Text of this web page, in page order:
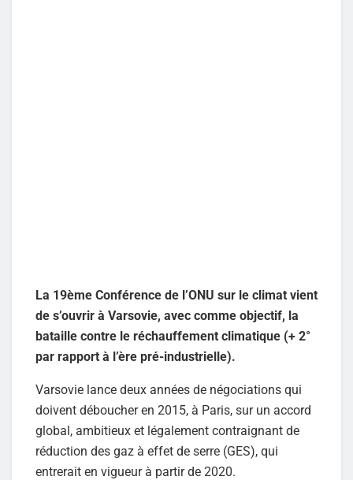
La 19ème Conférence de l’ONU sur le climat vient
de s’ouvrir à Varsovie, avec comme objectif, la
bataille contre le réchauffement climatique (+ 2°
par rapport à l’ère pré-industrielle).
Varsovie lance deux années de négociations qui
doivent déboucher en 2015, à Paris, sur un accord
global, ambitieux et légalement contraignant de
réduction des gaz à effet de serre (GES), qui
entrerait en vigueur à partir de 2020.